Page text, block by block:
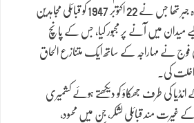
کچلنے کی کوشش کی۔ یہی وہ جبر تھا جس نے 22 اکتوبر 1947 کو قبائلی مجاہدین
میدان میں آنے پر مجبور کیا، جس کے پانچ
کو بھارتی فوج نے مہاراجہ کے ساتھ ایک متنازع الحاق
کی۔
انڈیا کی طرف جھکاؤ کو دیکھتے ہوئے کشمیری
کے غیرت مند قبائلی لشکر، جن میں محسود،